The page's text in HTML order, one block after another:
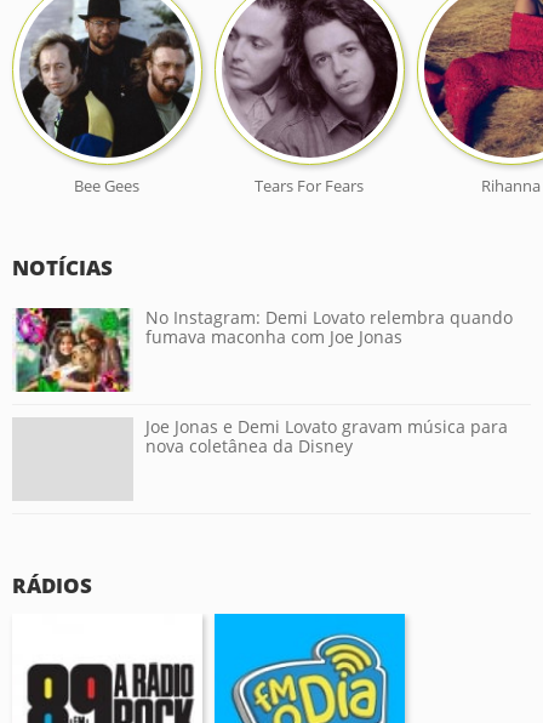
Bee Gees Tears For Fears Rihanna
NOTÍCIAS
No Instagram: Demi Lovato relembra quando
fumava maconha com Joe Jonas
Joe Jonas e Demi Lovato gravam música para
nova coletânea da Disney
RÁDIOS